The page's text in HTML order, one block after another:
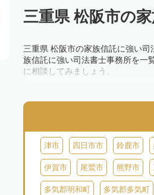
三重県 松阪市の
三重県 松阪市の家族信託に強い
族信託に強い司法書士事務所を一
に相談してみましょう。
津市 四日市市 鈴鹿市
伊賀市 尾鷲市 熊野市
多気郡明和町 多気郡多気町